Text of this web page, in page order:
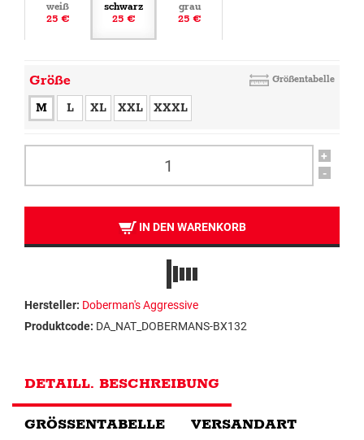
weiß
25 €
schwarz
25 €
grau
25 €
Größe Größentabelle
M L XL XXL XXXL
+
-
IN DEN WARENKORB
Hersteller: Doberman's Aggressive
Produktcode: DA_NAT_DOBERMANS-BX132
DETAILL. BESCHREIBUNG
GRÖSSENTABELLE VERSANDART